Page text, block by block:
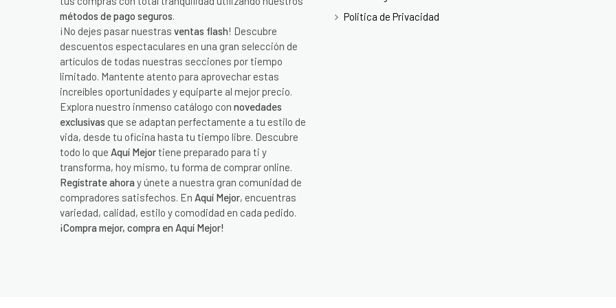
métodos de pago seguros.
¡No dejes pasar nuestras ventas flash! Descubre
descuentos espectaculares en una gran selección de
artículos de todas nuestras secciones por tiempo
limitado. Mantente atento para aprovechar estas
increíbles oportunidades y equiparte al mejor precio.
Explora nuestro inmenso catálogo con novedades
exclusivas que se adaptan perfectamente a tu estilo de
vida, desde tu oficina hasta tu tiempo libre. Descubre
todo lo que Aquí Mejortiene preparado para ti y
transforma, hoy mismo, tu forma de comprar online.
Regístrate ahora y únete a nuestra gran comunidad de
compradores satisfechos. En Aquí Mejor, encuentras
variedad, calidad, estilo y comodidad en cada pedido.
¡Compra mejor, compra en Aquí Mejor!
Politica de Privacidad